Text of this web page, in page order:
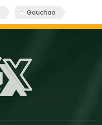
Gauchao